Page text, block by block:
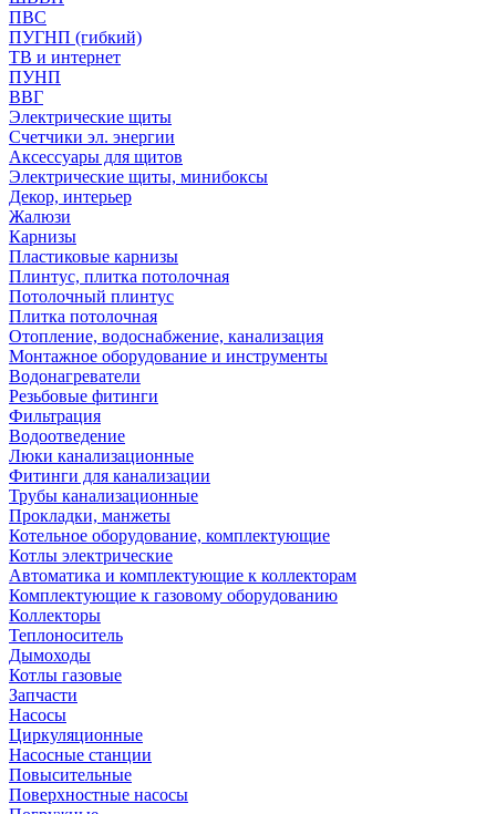
ПВС
ПУГНП (гибкий)
ТВ и интернет
ПУНП
ВВГ
Электрические щиты
Счетчики эл. энергии
Аксессуары для щитов
Электрические щиты, минибоксы
Декор, интерьер
Жалюзи
Карнизы
Пластиковые карнизы
Плинтус, плитка потолочная
Потолочный плинтус
Плитка потолочная
Отопление, водоснабжение, канализация
Монтажное оборудование и инструменты
Водонагреватели
Резьбовые фитинги
Фильтрация
Водоотведение
Люки канализационные
Фитинги для канализации
Трубы канализационные
Прокладки, манжеты
Котельное оборудование, комплектующие
Котлы электрические
Автоматика и комплектующие к коллекторам
Комплектующие к газовому оборудованию
Коллекторы
Теплоноситель
Дымоходы
Котлы газовые
Запчасти
Насосы
Циркуляционные
Насосные станции
Повысительные
Поверхностные насосы